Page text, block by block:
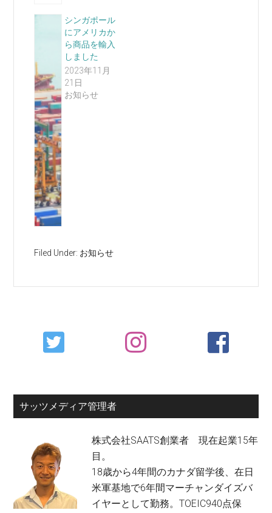
シンガポール
にアメリカか
ら商品を輸入
しました
2023年11月
21日
お知らせ
Filed Under: お知らせ
Primary
Sidebar
サッツメディア管理者
株式会社SAATS創業者 現在起業15年
目。
18歳から4年間のカナダ留学後、在日
米軍基地で6年間マーチャンダイズバ
イヤーとして勤務。TOEIC940点保